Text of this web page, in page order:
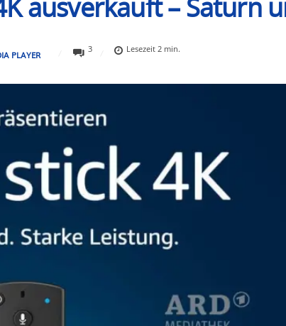
ausverkauft – Saturn
PLAYER
3 Lesezeit2 min.